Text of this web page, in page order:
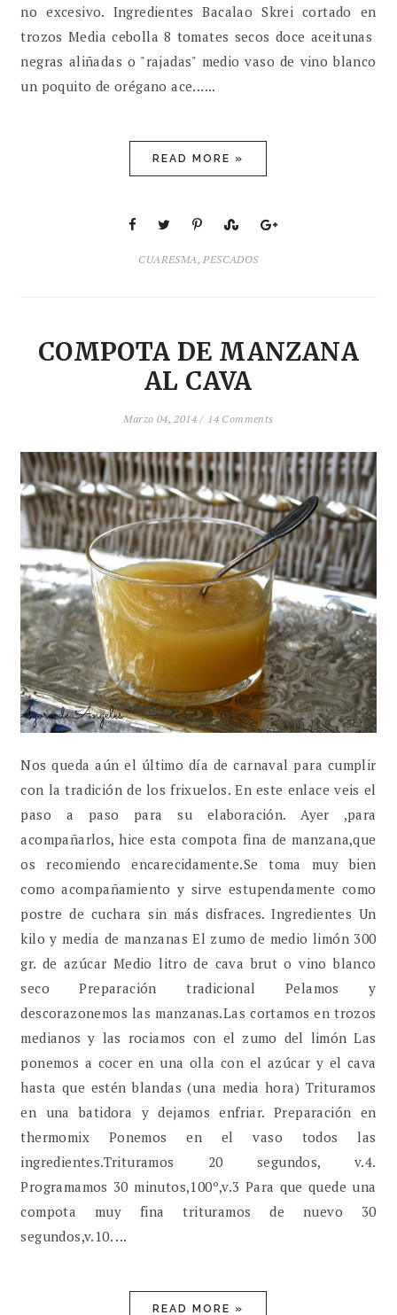
no excesivo. Ingredientes Bacalao Skrei cortado en
trozos Media cebolla 8 tomates secos doce aceitunas
negras aliñadas o "rajadas" medio vaso de vino blanco
un poquito de orégano ace......
READ MORE »
CUARESMA , PESCADOS
COMPOTA DE MANZANA
AL CAVA
Marzo 04, 2014 / 14 Comments
Nos queda aún el último día de carnaval para cumplir
con la tradición de los frixuelos. En este enlace veis el
paso a paso para su elaboración. Ayer ,para
acompañarlos, hice esta compota fina de manzana,que
os recomiendo encarecidamente.Se toma muy bien
como acompañamiento y sirve estupendamente como
postre de cuchara sin más disfraces. Ingredientes Un
kilo y media de manzanas El zumo de medio limón 300
gr. de azúcar Medio litro de cava brut o vino blanco
seco Preparación tradicional Pelamos y
descorazonemos las manzanas.Las cortamos en trozos
medianos y las rociamos con el zumo del limón Las
ponemos a cocer en una olla con el azúcar y el cava
hasta que estén blandas (una media hora) Trituramos
en una batidora y dejamos enfriar. Preparación en
thermomix Ponemos en el vaso todos las
ingredientes.Trituramos 20 segundos, v.4.
Programamos 30 minutos,100º,v.3 Para que quede una
compota muy fina trituramos de nuevo 30
segundos,v.10. ...
READ MORE »